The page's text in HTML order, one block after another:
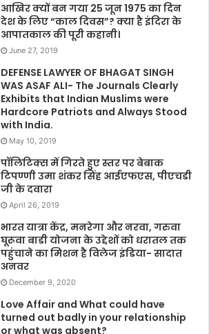
आखिर क्यों बन गया 25 जून 1975 का दिन
देश के लिए “काल दिवस”? क्या है इंदिरा के
आपातकाल की पूरी कहानी।
June 27, 2019
DEFENSE LAWYER OF BHAGAT SINGH
WAS ASAF ALI- The Journals Clearly
Exhibits that Indian Muslims were
Hardcore Patriots and Always Stood
with India.
May 10, 2019
पॉलिटिक्स में गिरते हुए स्तर पर बेबाक
टिपण्णी उमा शंकर सिंह आईएफएस, पीएचडी
जी के दवारा
April 26, 2019
भारत यात्रा केंद्र, मनरेगा और नरवा, गरुवा
घूरूवा बाडी योजना के उद्देशों को धरातल तक
पहुंचाने का मिशन है विलेज इंडिया- सादात
अनवर
December 9, 2020
Love Affair and What could have
turned out badly in your relationship
or what was absent?